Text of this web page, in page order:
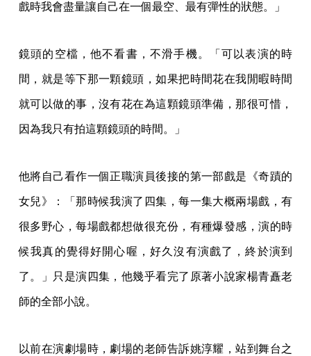
戲時我會盡量讓自己在一個最空、最有彈性的狀態。」
鏡頭的空檔，他不看書，不滑手機。「可以表演的時
間，就是等下那一顆鏡頭，如果把時間花在我閒暇時間
就可以做的事，沒有花在為這顆鏡頭準備，那很可惜，
因為我只有拍這顆鏡頭的時間。」
他將自己看作一個正職演員後接的第一部戲是《奇蹟的
女兒》：「那時候我演了四集，每一集大概兩場戲，有
很多野心，每場戲都想做很充份，有種爆發感，演的時
候我真的覺得好開心喔，好久沒有演戲了，終於演到
了。」只是演四集，他幾乎看完了原著小說家楊青矗老
師的全部小說。
以前在演劇場時，劇場的老師告訴姚淳耀，站到舞台之